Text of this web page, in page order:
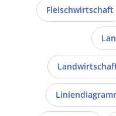
Fleischwirtschaft